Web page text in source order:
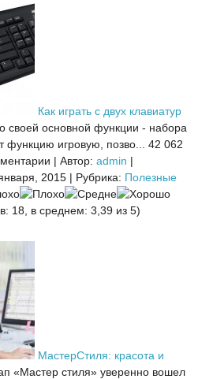
Как играть с двух клавиатур
своей основной функции - набора
функцию игровую, позво...
42 062
| Автор: admin |
2015 | Рубрика: Полезные
18, в среднем: 3,39 из 5)
МастерСтиля: красота и
«Мастер стиля» уверенно вошел